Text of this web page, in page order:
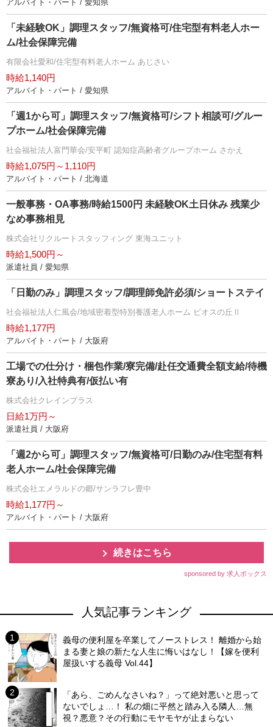
アルバイト・パート / 愛知県
「未経験OK」調理スタッフ/無資格可/住宅型有料老人ホー
ム/社会保障完備
有限会社愛和/住宅型有料老人ホーム あじさい
時給1,140円
アルバイト・パート / 愛知県
「週1から可」調理スタッフ/無資格可/シフト相談可/グルー
プホーム/社会保障完備
社会福祉法人富門華会/安平町 認知症高齢者グループホーム さかえ
時給1,075円～1,110円
アルバイト・パート / 北海道
一般事務・OA事務/時給1500円 未経験OK土日休み 残業少
なめ事務相見
株式会社リクルートスタッフィング 東海ユニット
時給1,500円～
派遣社員 / 愛知県
「日勤のみ」調理スタッフ/調理師免許必須/ショートステイ
社会福祉法人仁風会/地域密着型特別養護老人ホーム ビオスの丘Ⅱ
時給1,177円
アルバイト・パート / 大阪府
工場での仕分け・梱包作業/寮完備/赴任交通費全額支給/待機
寮あり/入社特典有/仮払い有
株式会社クレインプラス
日給1万円～
派遣社員 / 大阪府
「週2から可」調理スタッフ/無資格可/日勤のみ/住宅型有料
老人ホーム/社会保障完備
株式会社エメラルドの郷/サンラフレ豊中
時給1,177円～
アルバイト・パート / 大阪府
続きはこちら
sponsored by 求人ボックス
人気記事ランキング
義母の便利屋を卒業してノーストレス！ 離婚から始
まる妻と娘の新たな人生に悔いはなし！【嫁を便利
屋扱いする義母 Vol.44】
「あら、ごめんなさいね？」って絶対悪いと思って
ないでしょ…！ 私の畑に平然と踏み入る隣人…無
視？悪意？その行動にモヤモヤが止まらない